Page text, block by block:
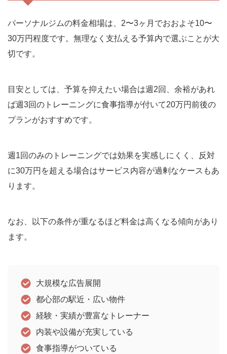
パーソナルジムの料金相場は、2〜3ヶ月でおおよそ10〜
30万円程度です。無理なく支払える予算内で選ぶことが大
切です。
目安としては、予算を抑えたい場合は週2回、余裕があれ
ば週3回のトレーニングに食事指導が付いて20万円前後の
プランがおすすめです。
週1回のみのトレーニングでは効果を実感しにくく、反対
に30万円を超える場合はサービス内容が過剰なケースもあ
ります。
なお、以下の条件が重なるほど料金は高くなる傾向があり
ます。
大規模な広告展開
都心部の駅近・広い物件
経験・実績が豊富なトレーナー
内装や設備が充実している
食事指導がついている